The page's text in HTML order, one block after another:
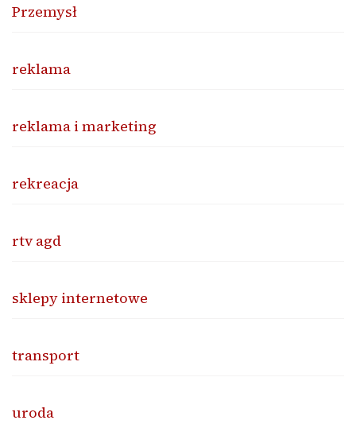
Przemysł
reklama
reklama i marketing
rekreacja
rtv agd
sklepy internetowe
transport
uroda